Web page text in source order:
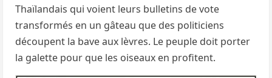
Thaïlandais qui voient leurs bulletins de vote
transformés en un gâteau que des politiciens
découpent la bave aux lèvres. Le peuple doit porter
la galette pour que les oiseaux en profitent.